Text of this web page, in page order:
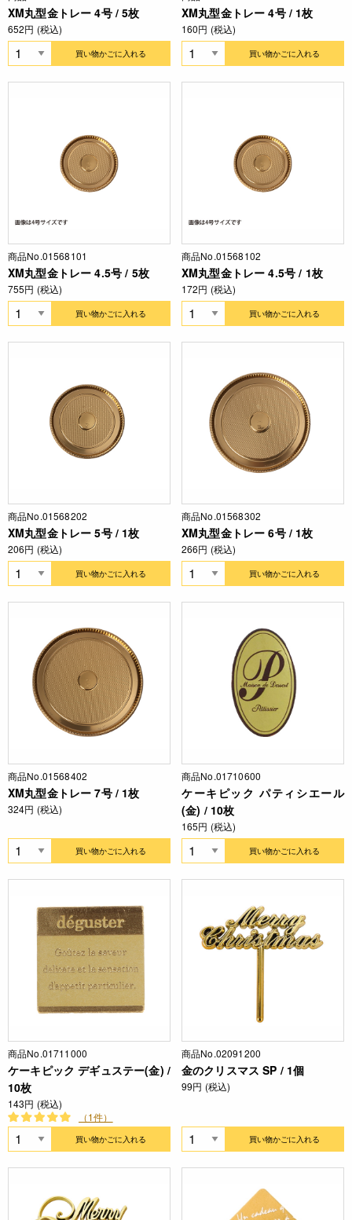
XM丸型金トレー 4号 / 5枚
652円 (税込)
買い物かごに入れる
XM丸型金トレー 4号 / 1枚
160円 (税込)
買い物かごに入れる
商品No.01568101
XM丸型金トレー 4.5号 / 5枚
755円 (税込)
買い物かごに入れる
商品No.01568102
XM丸型金トレー 4.5号 / 1枚
172円 (税込)
買い物かごに入れる
商品No.01568202
XM丸型金トレー 5号 / 1枚
206円 (税込)
買い物かごに入れる
商品No.01568302
XM丸型金トレー 6号 / 1枚
266円 (税込)
買い物かごに入れる
商品No.01568402
XM丸型金トレー 7号 / 1枚
324円 (税込)
買い物かごに入れる
商品No.01710600
ケーキピック パティシエール
(金) / 10枚
165円 (税込)
買い物かごに入れる
商品No.01711000
ケーキピック デギュステー(金) /
10枚
143円 (税込)
（1件）
買い物かごに入れる
商品No.02091200
金のクリスマス SP / 1個
99円 (税込)
買い物かごに入れる